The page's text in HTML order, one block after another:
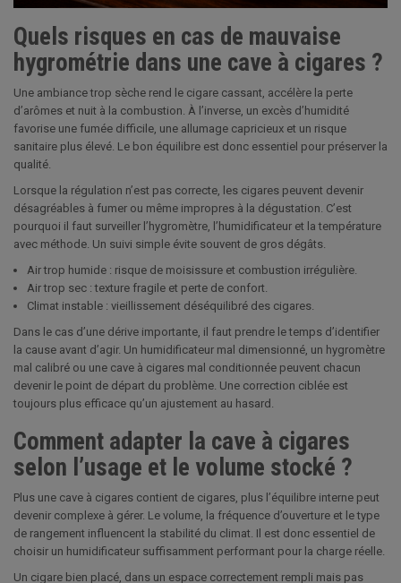
Quels risques en cas de mauvaise
hygrométrie dans une cave à cigares ?
Une ambiance trop sèche rend le cigare cassant, accélère la perte
d’arômes et nuit à la combustion. À l’inverse, un excès d’humidité
favorise une fumée difficile, une allumage capricieux et un risque
sanitaire plus élevé. Le bon équilibre est donc essentiel pour préserver la
qualité.
Lorsque la régulation n’est pas correcte, les cigares peuvent devenir
désagréables à fumer ou même impropres à la dégustation. C’est
pourquoi il faut surveiller l’hygromètre, l’humidificateur et la température
avec méthode. Un suivi simple évite souvent de gros dégâts.
Air trop humide : risque de moisissure et combustion irrégulière.
Air trop sec : texture fragile et perte de confort.
Climat instable : vieillissement déséquilibré des cigares.
Dans le cas d’une dérive importante, il faut prendre le temps d’identifier
la cause avant d’agir. Un humidificateur mal dimensionné, un hygromètre
mal calibré ou une cave à cigares mal conditionnée peuvent chacun
devenir le point de départ du problème. Une correction ciblée est
toujours plus efficace qu’un ajustement au hasard.
Comment adapter la cave à cigares
selon l’usage et le volume stocké ?
Plus une cave à cigares contient de cigares, plus l’équilibre interne peut
devenir complexe à gérer. Le volume, la fréquence d’ouverture et le type
de rangement influencent la stabilité du climat. Il est donc essentiel de
choisir un humidificateur suffisamment performant pour la charge réelle.
Un cigare bien placé, dans un espace correctement rempli mais pas